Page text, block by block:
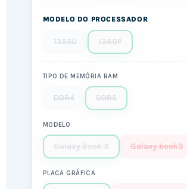
MODELO DO PROCESSADOR
1355U 1360P
TIPO DE MEMÓRIA RAM
DDR4 DDR5
MODELO
Galaxy Book 3 Galaxy book3
PLACA GRÁFICA